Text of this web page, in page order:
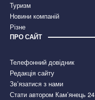
Туризм
Новини компаній
Різне
ПРО САЙТ
Телефонний довідник
Редакція сайту
Зв’язатися з нами
Стати автором Кам’янець 24